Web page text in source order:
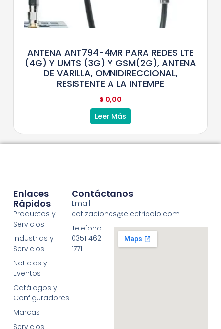
ANTENA ANT794-4MR PARA REDES LTE
(4G) Y UMTS (3G) Y GSM(2G), ANTENA
DE VARILLA, OMNIDIRECCIONAL,
RESISTENTE A LA INTEMPE
$ 0,00
Leer Más
Enlaces
Rápidos
Productos y
Servicios
Industrias y
Servicios
Noticias y
Eventos
Catálogos y
Configuradores
Marcas
Servicios
Contáctanos
Email:
cotizaciones@electripolo.com
Telefono:
0351 462-
1771